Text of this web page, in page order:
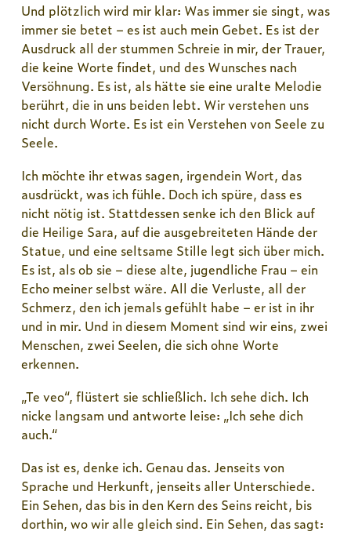
Und plötzlich wird mir klar: Was immer sie singt, was
immer sie betet – es ist auch mein Gebet. Es ist der
Ausdruck all der stummen Schreie in mir, der Trauer,
die keine Worte findet, und des Wunsches nach
Versöhnung. Es ist, als hätte sie eine uralte Melodie
berührt, die in uns beiden lebt. Wir verstehen uns
nicht durch Worte. Es ist ein Verstehen von Seele zu
Seele.
Ich möchte ihr etwas sagen, irgendein Wort, das
ausdrückt, was ich fühle. Doch ich spüre, dass es
nicht nötig ist. Stattdessen senke ich den Blick auf
die Heilige Sara, auf die ausgebreiteten Hände der
Statue, und eine seltsame Stille legt sich über mich.
Es ist, als ob sie – diese alte, jugendliche Frau – ein
Echo meiner selbst wäre. All die Verluste, all der
Schmerz, den ich jemals gefühlt habe – er ist in ihr
und in mir. Und in diesem Moment sind wir eins, zwei
Menschen, zwei Seelen, die sich ohne Worte
erkennen.
„Te veo“, flüstert sie schließlich. Ich sehe dich. Ich
nicke langsam und antworte leise: „Ich sehe dich
auch.“
Das ist es, denke ich. Genau das. Jenseits von
Sprache und Herkunft, jenseits aller Unterschiede.
Ein Sehen, das bis in den Kern des Seins reicht, bis
dorthin, wo wir alle gleich sind. Ein Sehen, das sagt: